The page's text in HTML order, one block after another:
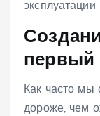
эксплуатации
первый
Как часто
дороже, чем